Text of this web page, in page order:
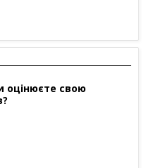
оцінюєте свою